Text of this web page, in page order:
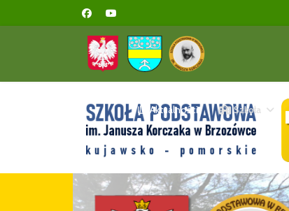
Aktualności Szkoła